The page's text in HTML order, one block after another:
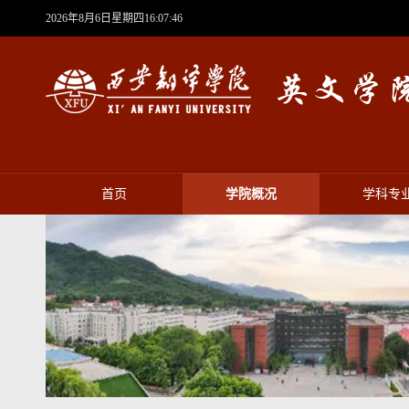
2026年8月6日星期四16:07:47
首页 学院概况 学科专